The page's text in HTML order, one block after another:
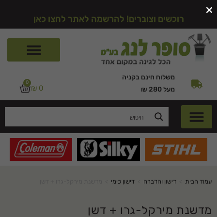
רוכשים וצוברים! להרשמה לאתר לחצו כאן
משלוח חינם בקניה
מעל 280 ₪
₪ 0
0
עמוד הבית דישון והדברה דישון כימי
מדשנת מירקל-גרו + דשן
×